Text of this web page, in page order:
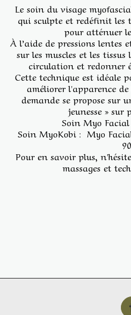
Le soin du visage
qui sculpte et redéfinit les
pour atténuer
À l’aide de pressions lentes
sur les muscles et les
circulation et redonner
Cette technique est idéale
améliorer l'apparence
demande se propose sur
jeunesse » sur
Soin Myo
Soin MyoKobi :  Myo
Pour en savoir plus,
massages et